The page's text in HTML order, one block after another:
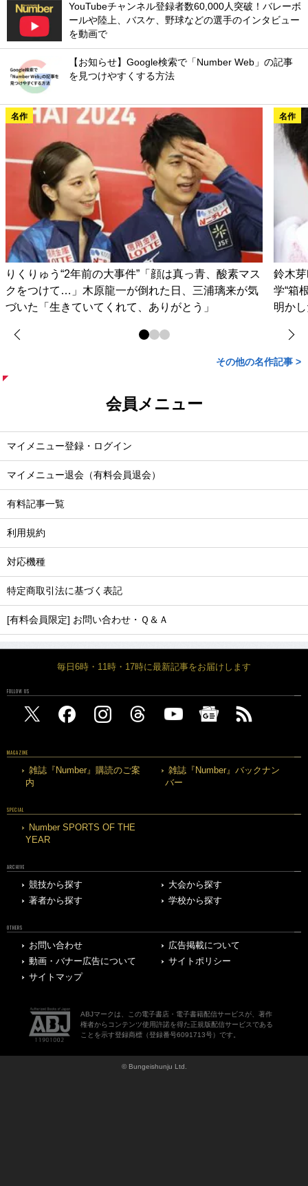
YouTubeチャンネル登録者数60,000人突破！バレーボ
ールや陸上、バスケ、野球などの選手のインタビュー
を動画で
【お知らせ】Google検索で「Number Web」の記事
を見つけやすくする方法
名作
りくりゅう“2年前の大事件”「顔は真っ青、酸素マス
クをつけて…」木原龍一が倒れた日、三浦璃来が気
づいた「生きていてくれて、ありがとう」
名作
鈴木
学“箱
明か
その他の名作記事 >
会員メニュー
マイメニュー登録・ログイン
マイメニュー退会（有料会員退会）
有料記事一覧
利用規約
対応機種
特定商取引法に基づく表記
[有料会員限定] お問い合わせ・Ｑ＆Ａ
毎日6時・11時・17時に最新記事をお届けします
FOLLOW US
MAGAZINE
雑誌『Number』購読のご案
内
雑誌『Number』バックナン
バー
SPECIAL
Number SPORTS OF THE
YEAR
ARCHIVE
競技から探す
大会から探す
著者から探す
学校から探す
OTHERS
お問い合わせ
広告掲載について
動画・バナー広告について
サイトポリシー
サイトマップ
ABJマークは、この電子書店・電子書籍配信サービスが、著作
権者からコンテンツ使用許諾を得た正規版配信サービスである
ことを示す登録商標（登録番号6091713号）です。
© Bungeishunju Ltd.